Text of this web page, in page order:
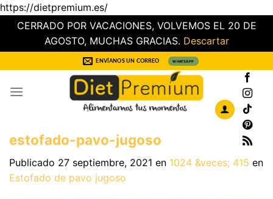
https://dietpremium.es/
CERRADO POR VACACIONES, VOLVEMOS EL 20 DE
AGOSTO, MUCHAS GRACIAS. Descartar
al
contenido
ENVÍANOS UN CORREO WHATSAPP
estofado-pavo-jugoso
Publicado 27 septiembre, 2021 en 1024 &veces; 415 en
Estofado de pavo jugoso